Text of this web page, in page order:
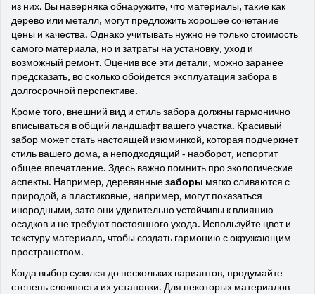
из них. Вы наверняка обнаружите, что материалы, такие как
дерево или металл, могут предложить хорошее сочетание
цены и качества. Однако учитывать нужно не только стоимость
самого материала, но и затраты на установку, уход и
возможный ремонт. Оценив все эти детали, можно заранее
предсказать, во сколько обойдется эксплуатация забора в
долгосрочной перспективе.
Кроме того, внешний вид и стиль забора должны гармонично
вписываться в общий ландшафт вашего участка. Красивый
забор может стать настоящей изюминкой, которая подчеркнет
стиль вашего дома, а неподходящий - наоборот, испортит
общее впечатление. Здесь важно помнить про экологические
аспекты. Например, деревянныезаборы мягко сливаются с
природой, а пластиковые, например, могут показаться
инородными, зато они удивительно устойчивы к влиянию
осадков и не требуют постоянного ухода. Используйте цвет и
текстуру материала, чтобы создать гармонию с окружающим
пространством.
Когда выбор сузился до нескольких вариантов, продумайте
степень сложности их установки. Для некоторых материалов